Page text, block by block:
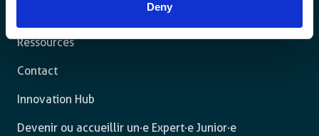
Deny
Ressources
Contact
Innovation Hub
Devenir ou accueillir un·e Expert·e Junior·e